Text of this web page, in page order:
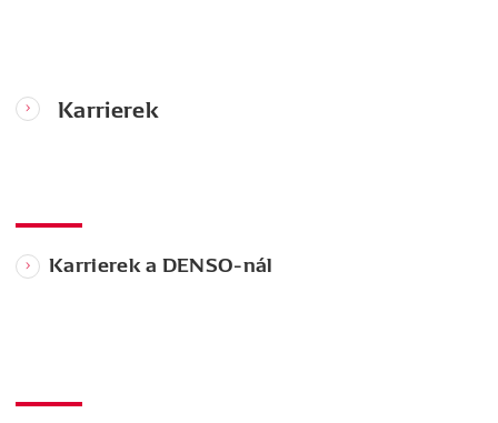
Karrierek
Karrierek a DENSO-nál